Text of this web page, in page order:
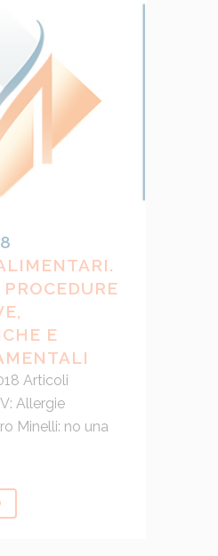
E
Articoli
Allergie
Minelli: no una